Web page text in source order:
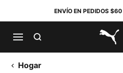
ENVÍO EN PEDIDOS $60
Hogar